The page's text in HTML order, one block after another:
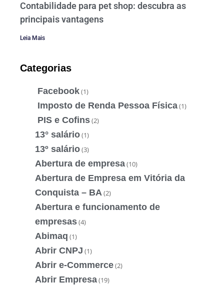
Contabilidade para pet shop: descubra as
principais vantagens
Leia Mais
Categorias
Facebook(1)
Imposto de Renda Pessoa Física(1)
PIS e Cofins(2)
13° salário(1)
13º salário(3)
Abertura de empresa(10)
Abertura de Empresa em Vitória da
Conquista – BA (2)
Abertura e funcionamento de
empresas(4)
Abimaq (1)
Abrir CNPJ (1)
Abrir e-Commerce(2)
Abrir Empresa(19)